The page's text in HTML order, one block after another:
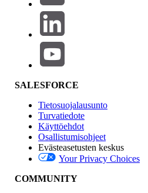
Tuotealue
Ominaisuuden vaikutus
Edition
SALESFORCE
Tietosuojalausunto
Turvatiedote
Käyttöehdot
Osallistumisohjeet
Evästeasetusten keskus
Your Privacy Choices
COMMUNITY